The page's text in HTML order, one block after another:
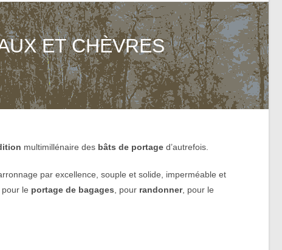
ET CHÈVRES
multimillénaire des bâts de portage d’autrefois.
par excellence, souple et solide, imperméable et
le portage de bagages , pour randonner, pour le